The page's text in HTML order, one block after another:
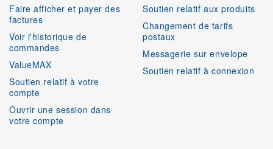
Faire afficher et payer des
factures
Voir l'historique de
commandes
ValueMAX
Soutien relatif à votre
compte
Ouvrir une session dans
votre compte
Soutien relatif aux produits
Changement de tarifs
postaux
Messagerie sur envelope
Soutien relatif à connexion